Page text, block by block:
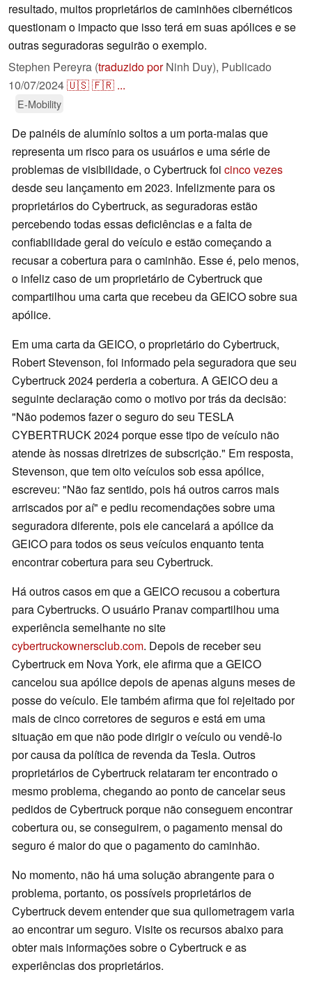
resultado, muitos proprietários de caminhões cibernéticos
questionam o impacto que isso terá em suas apólices e se
outras seguradoras seguirão o exemplo.
Stephen Pereyra (traduzido porNinh Duy), Publicado
10/07/2024🇺🇸🇫🇷 ...
E-Mobility
De painéis de alumínio soltos a um porta-malas que
representa um risco para os usuários e uma série de
problemas de visibilidade, o Cybertruck foi cinco vezes
desde seu lançamento em 2023. Infelizmente para os
proprietários do Cybertruck, as seguradoras estão
percebendo todas essas deficiências e a falta de
confiabilidade geral do veículo e estão começando a
recusar a cobertura para o caminhão. Esse é, pelo menos,
o infeliz caso de um proprietário de Cybertruck que
compartilhou uma carta que recebeu da GEICO sobre sua
apólice.
Em uma carta da GEICO, o proprietário do Cybertruck,
Robert Stevenson, foi informado pela seguradora que seu
Cybertruck 2024 perderia a cobertura. A GEICO deu a
seguinte declaração como o motivo por trás da decisão:
"Não podemos fazer o seguro do seu TESLA
CYBERTRUCK 2024 porque esse tipo de veículo não
atende às nossas diretrizes de subscrição." Em resposta,
Stevenson, que tem oito veículos sob essa apólice,
escreveu: "Não faz sentido, pois há outros carros mais
arriscados por aí" e pediu recomendações sobre uma
seguradora diferente, pois ele cancelará a apólice da
GEICO para todos os seus veículos enquanto tenta
encontrar cobertura para seu Cybertruck.
Há outros casos em que a GEICO recusou a cobertura
para Cybertrucks. O usuário Pranav compartilhou uma
experiência semelhante no site
cybertruckownersclub.com. Depois de receber seu
Cybertruck em Nova York, ele afirma que a GEICO
cancelou sua apólice depois de apenas alguns meses de
posse do veículo. Ele também afirma que foi rejeitado por
mais de cinco corretores de seguros e está em uma
situação em que não pode dirigir o veículo ou vendê-lo
por causa da política de revenda da Tesla. Outros
proprietários de Cybertruck relataram ter encontrado o
mesmo problema, chegando ao ponto de cancelar seus
pedidos de Cybertruck porque não conseguem encontrar
cobertura ou, se conseguirem, o pagamento mensal do
seguro é maior do que o pagamento do caminhão.
No momento, não há uma solução abrangente para o
problema, portanto, os possíveis proprietários de
Cybertruck devem entender que sua quilometragem varia
ao encontrar um seguro. Visite os recursos abaixo para
obter mais informações sobre o Cybertruck e as
experiências dos proprietários.